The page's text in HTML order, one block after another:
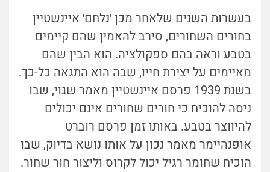
בעשרות השנים שלאחר מכן ׳נלחם׳ איינשטיין
בחורים השחורים, סירב להאמין שהם קיימים
בטבע וראה בהם ספקולציה. הוא הבין שהם
מאיימים על יצירת חייו, שבה הוא התגאה כל-כך.
בשנת 1939 פרסם איינשטיין מאמר שגוי, שבו
ניסה להוכיח כי חורים שחורים אינם יכולים
להיווצר בטבע. באותו זמן פרסם רוברט
אופנהיימר מאמר נכון על אותו נושא בדיוק, שבו
הוכיח שחומר רגיל יכול לקרוס וליצור חור שחור.